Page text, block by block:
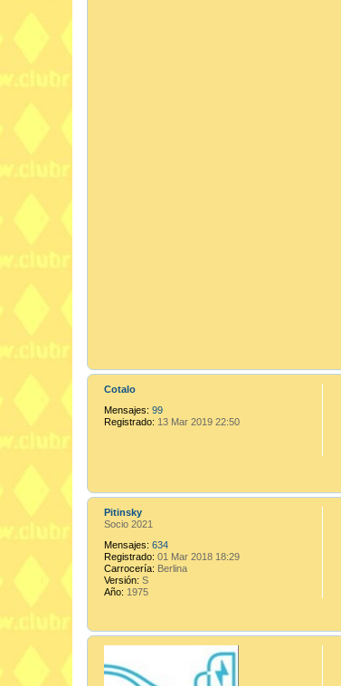
Cotalo
Mensajes: 99
Registrado: 13 Mar 2019 22:50
Pitinsky
Socio 2021
Mensajes: 634
Registrado: 01 Mar 2018 18:29
Carrocería: Berlina
Versión: S
Año: 1975